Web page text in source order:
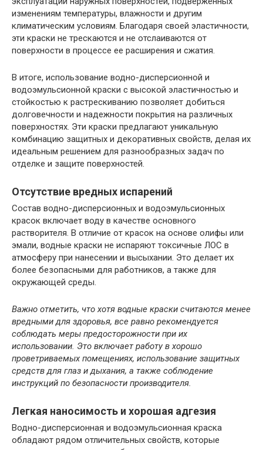
изменениям температуры, влажности и другим
климатическим условиям. Благодаря своей эластичности,
эти краски не трескаются и не отслаиваются от
поверхности в процессе ее расширения и сжатия.
В итоге, использование водно-дисперсионной и
водоэмульсионной краски с высокой эластичностью и
стойкостью к растрескиванию позволяет добиться
долговечности и надежности покрытия на различных
поверхностях. Эти краски предлагают уникальную
комбинацию защитных и декоративных свойств, делая их
идеальным решением для разнообразных задач по
отделке и защите поверхностей.
Отсутствие вредных испарений
Состав водно-дисперсионных и водоэмульсионных
красок включает воду в качестве основного
растворителя. В отличие от красок на основе олифы или
эмали, водные краски не испаряют токсичные ЛОС в
атмосферу при нанесении и высыхании. Это делает их
более безопасными для работников, а также для
окружающей среды.
Важно отметить, что хотя водные краски считаются менее
вредными для здоровья, все равно рекомендуется
соблюдать меры предосторожности при их
использовании. Это включает работу в хорошо
проветриваемых помещениях, использование защитных
средств для глаз и дыхания, а также соблюдение
инструкций по безопасности производителя.
Легкая наносимость и хорошая адгезия
Водно-дисперсионная и водоэмульсионная краска
обладают рядом отличительных свойств, которые